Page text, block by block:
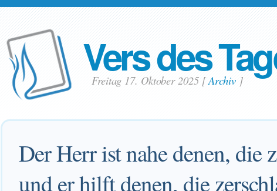
Vers des
Freitag 17. Oktober 2025 [Archiv]
Der Herr ist nahe denen, die
und er hilft denen, die